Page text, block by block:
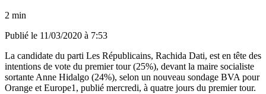
2 min
Publié le 11/03/2020 à 7:53
La candidate du parti Les Républicains, Rachida Dati, est en tête des
intentions de vote du premier tour (25%), devant la maire socialiste
sortante Anne Hidalgo (24%), selon un nouveau sondage BVA pour
Orange et Europe1, publié mercredi, à quatre jours du premier tour.